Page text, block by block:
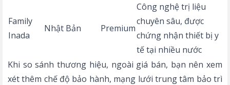
Family
Inada
Nhật Bản Premium
Công nghệ trị liệu
chuyên sâu, được
chứng nhận thiết bị y
tế tại nhiều nước
Khi so sánh thương hiệu, ngoài giá bán, bạn nên xem
xét thêm chế độ bảo hành, mạng lưới trung tâm bảo trì